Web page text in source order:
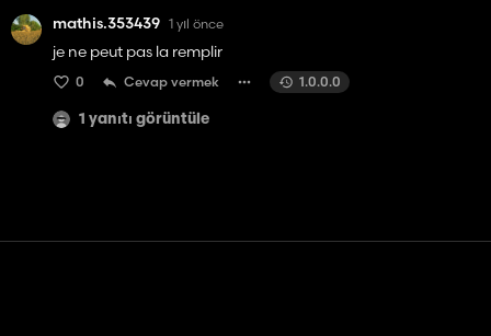
mathis.353439 1 yıl önce
je ne peut pas la remplir
0 Cevap vermek 1.0.0.0
1 yanıtı görüntüle